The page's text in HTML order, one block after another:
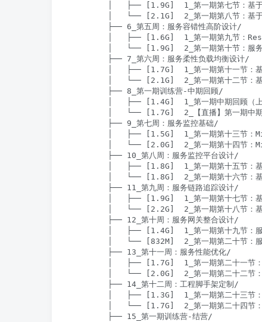
│   ├── [1.9G]  1_第一期第七节：基
│   └── [2.1G]  2_第一期第八节：基
        ├── 6_第五周：服务容错性⾼阶设计/
│   ├── [1.6G]  1_第一期第九节：
│   └── [1.9G]  2_第一期第十节：服务
        ├── 7_第六周：服务柔性负载均衡设计/
│   ├── [1.7G]  1_第一期第十一节：基
│   └── [2.1G]  2_第一期第十二节：基
        ├── 8_第一期训练营-中期回顾/
│   ├── [1.4G]  1_第一期中期回顾（上
│   └── [1.7G]  2_【直播】第一期中期
        ├── 9_第七周：服务监控基础/
│   ├── [1.5G]  1_第一期第十三节：
│   └── [2.0G]  2_第一期第十四节：
        ├── 10_第⼋周：服务监控平台设计/
│   ├── [1.8G]  1_第一期第十五节：基
│   └── [1.8G]  2_第一期第十六节：基
        ├── 11_第九周：服务链路追踪设计/
│   ├── [1.9G]  1_第一期第十七节：基
│   └── [2.2G]  2_第一期第十八节：
        ├── 12_第⼗周：服务⽹关整合设计/
│   ├── [1.4G]  1_第一期第十九节：服
│   └── [832M]  2_第一期第二十节：服
        ├── 13_第⼗⼀周：服务性能优化/
│   ├── [1.7G]  1_第一期第二十一节
│   └── [2.0G]  2_第一期第二十二节
        ├── 14_第⼗⼆周：⼯程脚⼿架定制/
│   ├── [1.3G]  1_第一期第二十三节：
│   └── [1.7G]  2_第一期第二十四节：
        ├── 15_第一期训练营-结营/